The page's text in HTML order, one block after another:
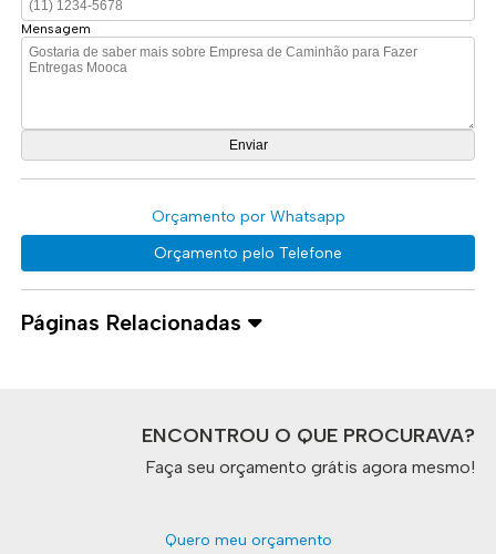
Mensagem
Orçamento por Whatsapp
Orçamento pelo Telefone
Páginas Relacionadas
ENCONTROU O QUE PROCURAVA?
Faça seu orçamento grátis agora mesmo!
Quero meu orçamento